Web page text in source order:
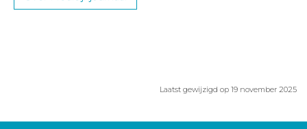
Laatst gewijzigd op 19 november 2025